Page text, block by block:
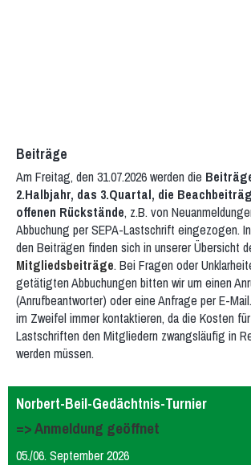
Beiträge
Am Freitag, den 31.07.2026 werden die
2.Halbjahr, das 3.Quartal, die
offenen Rückstände, z.B. von
Abbuchung per SEPA-Lastschrift eingezogen.
den Beiträgen finden sich in unserer Übersicht
Mitgliedsbeiträge. Bei Fragen oder
getätigten Abbuchungen bitten wir um einen
(Anrufbeantworter) oder eine Anfrage per E-
im Zweifel immer kontaktieren, da die Kosten
Lastschriften den Mitgliedern zwangsläufig in
werden müssen.
Norbert-Beil-Gedächtnis-Turnier
=> Anmeldung geöffnet
05./06. September 2026